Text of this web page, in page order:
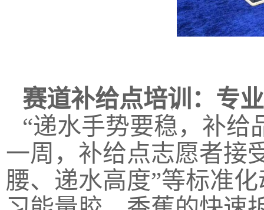
赛道补给点培训：专
“递水手势要稳，补给
一周，补给点志愿者接
腰、递水高度”等标准